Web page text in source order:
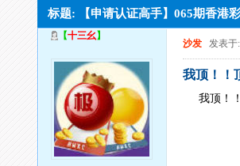
标题: 【申请认证高手】065期香港
【十三幺】
沙发 发表于
我顶！！
我顶！